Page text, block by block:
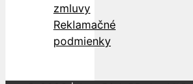
zmluvy
Reklamačné
podmienky